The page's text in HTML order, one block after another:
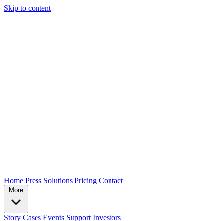
Skip to content
Home Press Solutions Pricing Contact
Story Cases Events Support Investors